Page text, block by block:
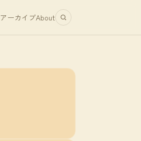
アーカイブAbout